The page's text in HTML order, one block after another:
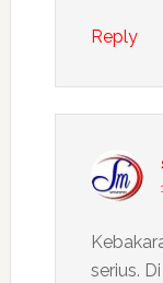
Reply
serius.